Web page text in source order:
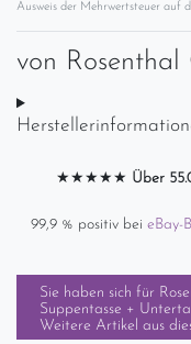
Ausweis der Mehrwertsteuer auf
von Rosenthal
★★★★★ Über
99,9 % positiv bei eBay-
Sie haben sich für
Suppentasse +
Weitere Artikel aus